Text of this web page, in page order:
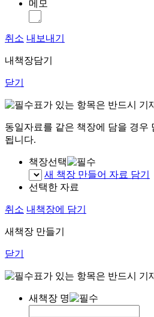
메모
취소 내보내기
내책장담기
닫기
표가 있는 항목은 반드시 기
동일자료를 같은 책장에 담을 경우
됩니다.
책장선택
새 책장 만들어 자료 담기
선택한 자료
취소 내책장에 담기
새책장 만들기
닫기
표가 있는 항목은 반드시 기
새책장 명